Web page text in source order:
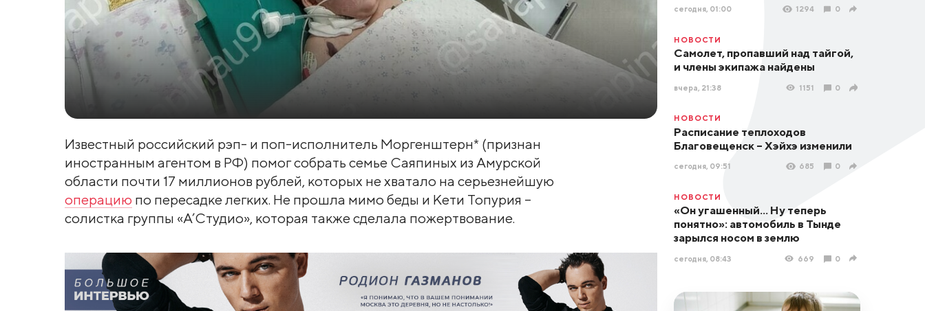
Известный российский рэп- и поп-исполнитель Моргенштерн* (признан
иностранным агентом в РФ) помог собрать семье Саяпиных из Амурской
области почти 17 миллионов рублей, которых не хватало на серьезнейшую
операцию по пересадке легких. Не прошла мимо беды и Кети Топурия –
солистка группы «А’Студио», которая также сделала пожертвование.
сегодня, 01:00 1294 0
НОВОСТИ
Самолет, пропавший над тайгой,
и члены экипажа найдены
вчера, 21:38 1151 0
НОВОСТИ
Расписание теплоходов
Благовещенск – Хэйхэ изменили
сегодня, 09:51 685 0
НОВОСТИ
«Он угашенный... Ну теперь
понятно»: автомобиль в Тынде
зарылся носом в землю
сегодня, 08:43 669 0